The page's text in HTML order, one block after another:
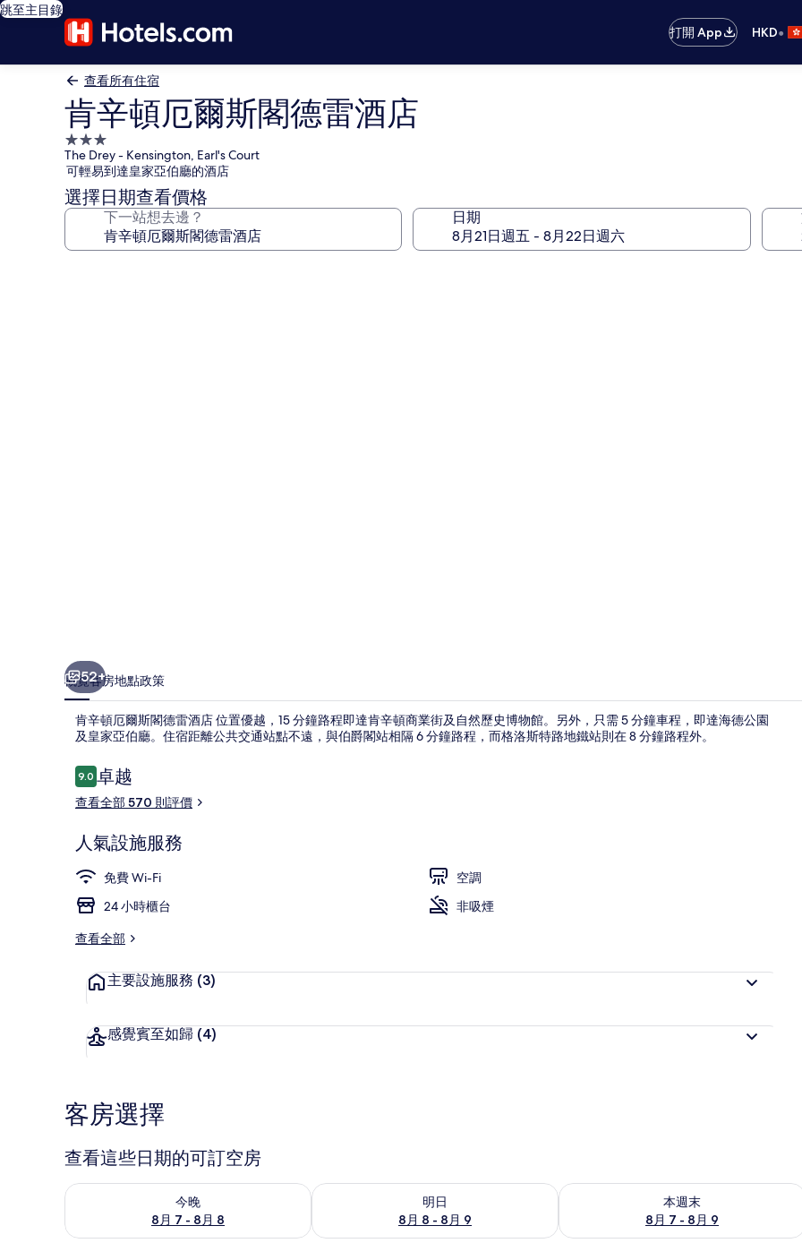
跳至主目錄
打開 App
HKD•
查看所有住宿
肯辛頓厄爾斯閣德雷酒店
3.0
星
級
住
宿
The Drey - Kensington, Earl's Court
可輕易到達皇家亞伯廳的酒店
選擇日期查看價格
下一站想去邊？ 日期
52+
概覽客房地點政策
肯辛頓厄爾斯閣德雷酒店 位置優越，15 分鐘路程即達肯辛頓商業街及自然歷史博物館。另外，只需 5 分鐘車程，即達海德公園
及皇家亞伯廳。住宿距離公共交通站點不遠，與伯爵閣站相隔 6 分鐘路程，而格洛斯特路地鐵站則在 8 分鐘路程外。
評
價
9.09.0 分，滿分 10 分，
卓越
查看全部 570 則評價
人氣設施服務
免費 Wi-Fi
空調
24 小時櫃台
非吸煙
查看全部
主要設施服務 (3)
感覺賓至如歸 (4)
客房選擇
查看這些日期的可訂空房
今晚
8月 7 - 8月 8
查看今晚 8月 7 - 8月 8的可訂空房
明日
8月 8 - 8月 9
查看明日 8月 8 - 8月 9的可訂空房
本週末
8月 7 - 8月 9
查看本週末 8月 7 - 8月 9的可訂空房